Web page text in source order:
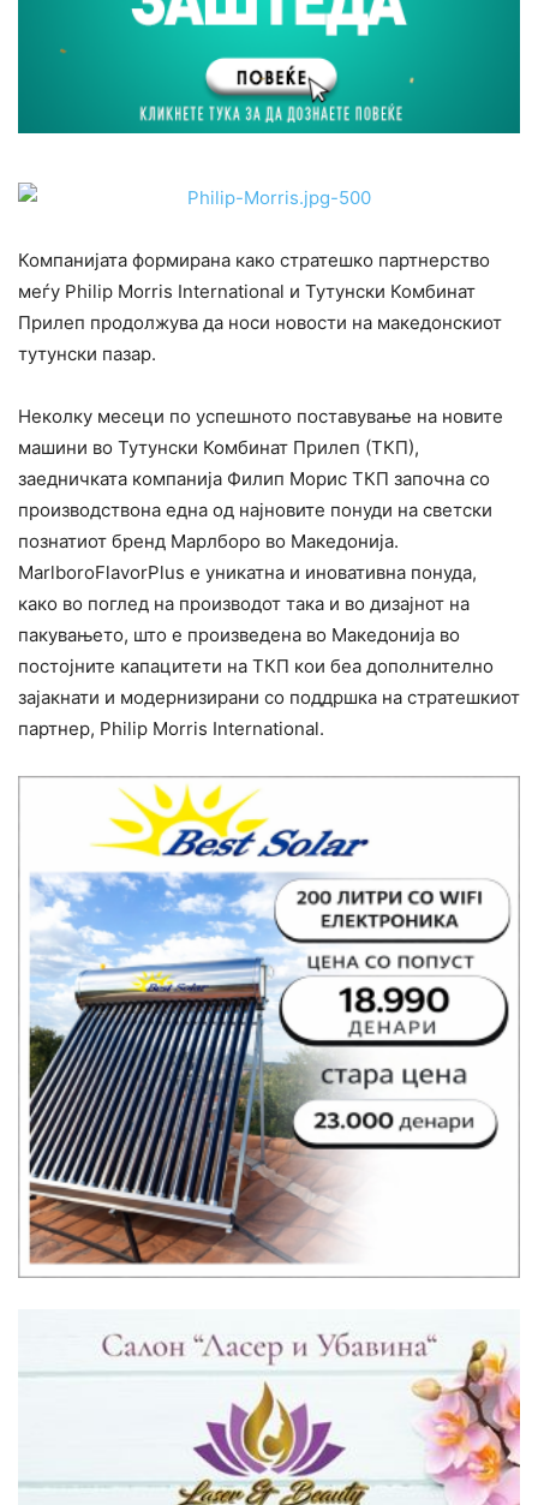
Компанијата формирана како стратешко партнерство
меѓу Philip Morris International и Тутунски Комбинат
Прилеп продолжува да носи новости на македонскиот
тутунски пазар.
Неколку месеци по успешното поставување на новите
машини во Тутунски Комбинат Прилеп (ТКП),
заедничката компанија Филип Морис ТКП започна со
производствона една од најновите понуди на светски
познатиот бренд Марлборо во Македонија.
MarlboroFlavorPlus е уникатна и иновативна понуда,
како во поглед на производот така и во дизајнот на
пакувањето, што е произведена во Македонија во
постојните капацитети на ТКП кои беа дополнително
зајакнати и модернизирани со поддршка на стратешкиот
партнер, Philip Morris International.